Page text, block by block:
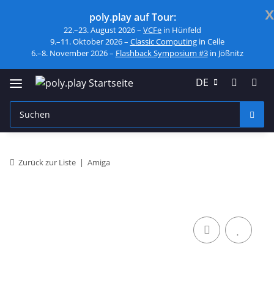
x
poly.play auf Tour:
22.–23. August 2026 – VCFe in Hünfeld
9.–11. Oktober 2026 – Classic Computingin Celle
6.–8. November 2026 – Flashback Symposium #3in Jößnitz
DE
Zurück zur Liste Amiga